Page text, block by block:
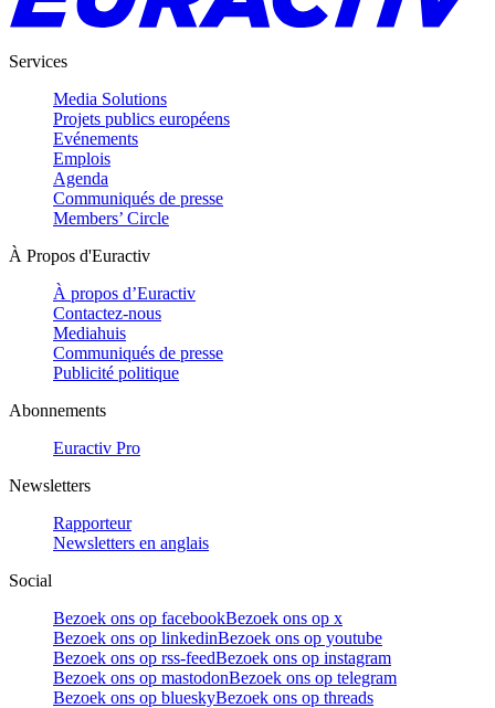
Services
Media Solutions
Projets publics européens
Evénements
Emplois
Agenda
Communiqués de presse
Members’ Circle
À Propos d'Euractiv
À propos d’Euractiv
Contactez-nous
Mediahuis
Communiqués de presse
Publicité politique
Abonnements
Euractiv Pro
Newsletters
Rapporteur
Newsletters en anglais
Social
Bezoek ons op facebookBezoek ons op x
Bezoek ons op linkedinBezoek ons op youtube
Bezoek ons op rss-feedBezoek ons op instagram
Bezoek ons op mastodonBezoek ons op telegram
Bezoek ons op blueskyBezoek ons op threads